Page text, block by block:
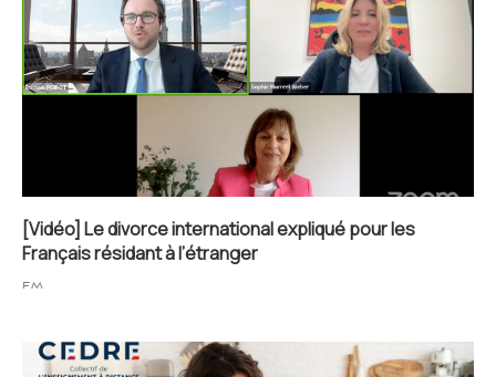
[Vidéo] Le divorce international expliqué pour les
Français résidant à l’étranger
FM